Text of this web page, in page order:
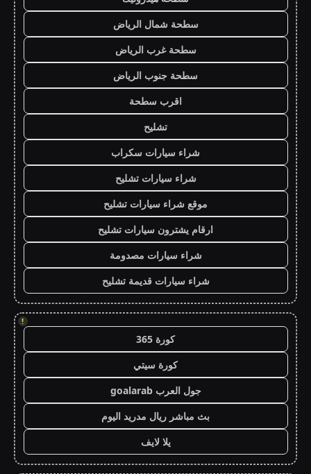
سطحة شمال الرياض
سطحة غرب الرياض
سطحة جنوب الرياض
اقرب سطحة
تشليح
شراء سيارات سكراب
شراء سيارات تشليح
موقع شراء سيارات تشليح
ارقام يشترون سيارات تشليح
شراء سيارات مصدومة
شراء سيارات قديمة تشليح
!
كورة 365
كورة سيتي
جول العرب goalarab
بث مباشر ريال مدريد اليوم
يلا لايف